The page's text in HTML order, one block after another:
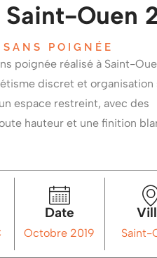
Ouen
POIGNÉE
poignée réalisé à Saint-
discret et organisation
espace restreint, avec des
hauteur et une finition
Date
Octobre 2019 Saint-